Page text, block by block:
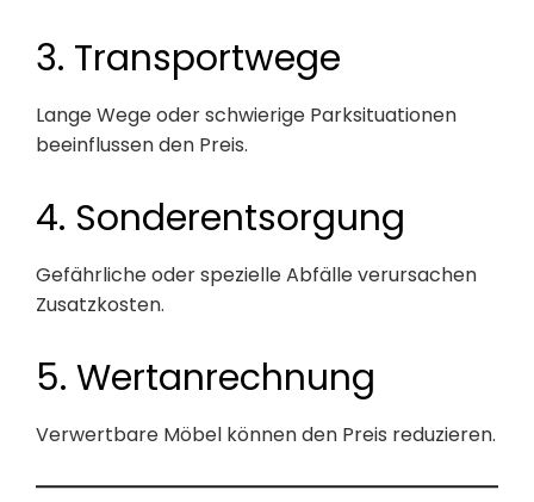
3. Transportwege
Lange Wege oder schwierige Parksituationen
beeinflussen den Preis.
4. Sonderentsorgung
Gefährliche oder spezielle Abfälle verursachen
Zusatzkosten.
5. Wertanrechnung
Verwertbare Möbel können den Preis reduzieren.